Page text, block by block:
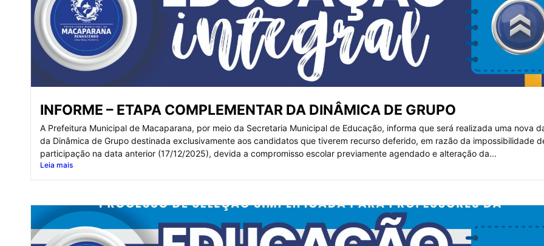
INFORME – ETAPA COMPLEMENTAR DA DINÂMICA DE GRUPO
A Prefeitura Municipal de Macaparana, por meio da Secretaria Municipal de Educação, informa que será realizada uma nova
da Dinâmica de Grupo destinada exclusivamente aos candidatos que tiverem recurso deferido, em razão da impossibilidade
participação na data anterior (17/12/2025), devida a compromisso escolar previamente agendado e alteração da...
Leia mais